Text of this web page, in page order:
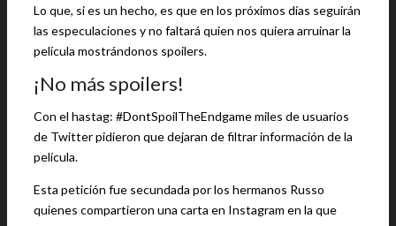
Lo que, si es un hecho, es que en los próximos días seguirán
las especulaciones y no faltará quien nos quiera arruinar la
película mostrándonos spoilers.
¡No más spoilers!
Con el hastag: #DontSpoilTheEndgame miles de usuarios
de Twitter pidieron que dejaran de filtrar información de la
película.
Esta petición fue secundada por los hermanos Russo
quienes compartieron una carta en Instagram en la que